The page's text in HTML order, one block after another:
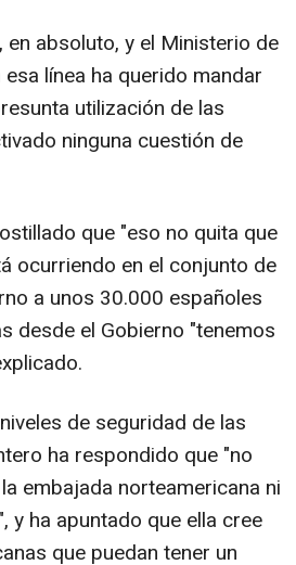
absoluto, y el Ministerio de
línea ha querido mandar
utilización de las
ninguna cuestión de
que "eso no quita que
ocurriendo en el conjunto de
a unos 30.000 españoles
desde el Gobierno "tenemos
de seguridad de las
ha respondido que "no
embajada norteamericana ni
y ha apuntado que ella cree
que puedan tener un